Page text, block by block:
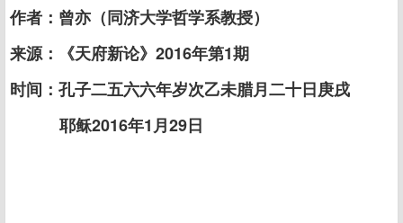
作者：曾亦（同济大学哲学系教授）
来源：《天府新论》2016年第1期
时间：孔子二五六六年岁次乙未腊月二十日庚戌
耶稣2016年1月29日